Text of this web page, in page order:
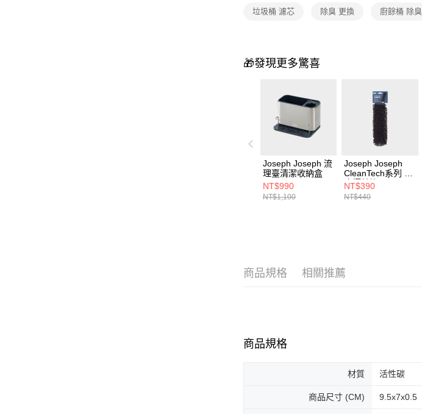
垃圾桶 濾芯 除臭 更換 廚餘桶 除臭
🎁發現更多驚喜
Joseph Joseph 流
理臺清潔收納盒
NT$990
NT$1,100
Joseph Joseph
CleanTech系列 除
塵撢替換頭
NT$390
NT$440
商品規格 相關推薦
商品規格
材質 活性碳
商品尺寸 (CM) 9.5x7x0.5